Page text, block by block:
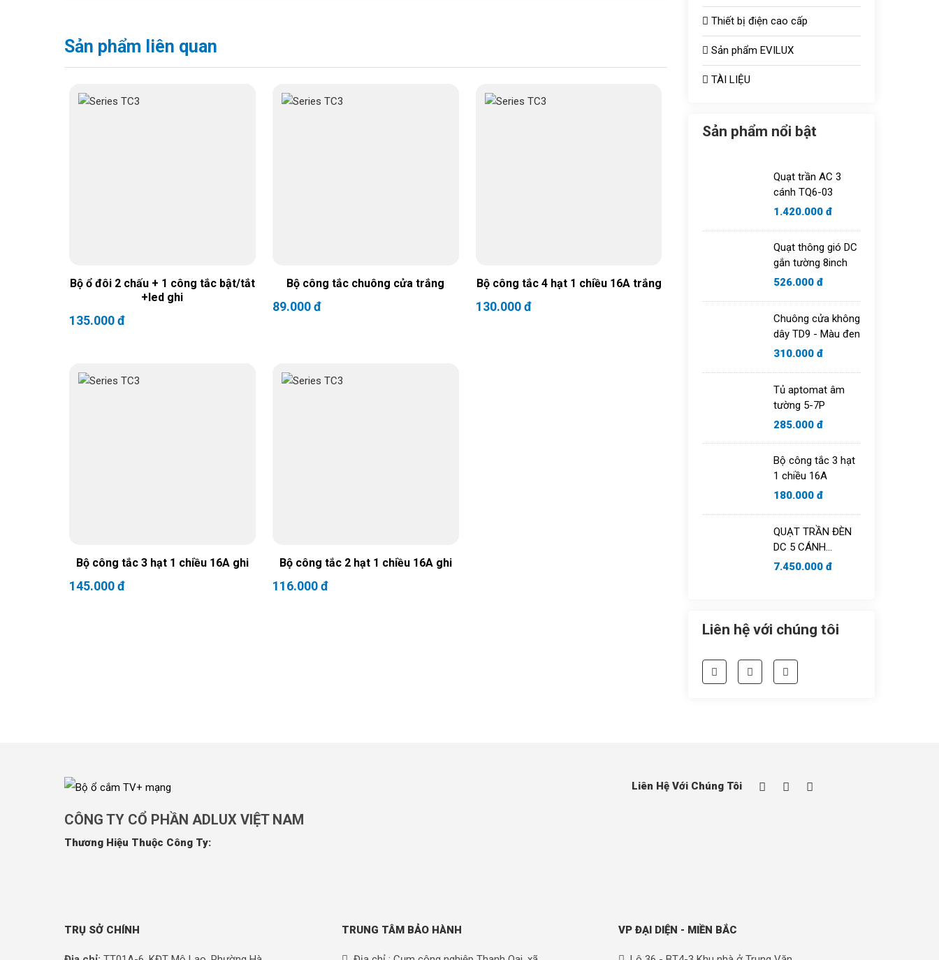
Sản phẩm liên quan
Bộ ổ đôi 2 chấu + 1 công tắc bật/tắt
+led ghi
135.000 đ
Bộ công tắc chuông cửa trắng
89.000 đ
Bộ công tắc 4 hạt 1 chiều 16A trắng
130.000 đ
Bộ công tắc 3 hạt 1 chiều 16A ghi
145.000 đ
Bộ công tắc 2 hạt 1 chiều 16A ghi
116.000 đ
Thiết bị điện cao cấp
Sản phẩm EVILUX
TÀI LIỆU
Sản phẩm nổi bật
Quạt trần AC 3
cánh TQ6-03
1.420.000 đ
Quạt thông gió DC
gắn tường 8inch
526.000 đ
Chuông cửa không
dây TD9 - Màu đen
310.000 đ
Tủ aptomat âm
tường 5-7P
285.000 đ
Bộ công tắc 3 hạt
1 chiều 16A
180.000 đ
QUẠT TRẦN ĐÈN
DC 5 CÁNH
HAKEN MODEL
7.450.000 đ
Liên hệ với chúng tôi
CÔNG TY CỔ PHẦN ADLUX VIỆT NAM
Thương Hiệu Thuộc Công Ty:
Liên Hệ Với Chúng Tôi
TRỤ SỞ CHÍNH TRUNG TÂM BẢO HÀNH VP ĐẠI DIỆN - MIỀN BẮC